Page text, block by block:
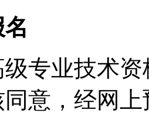
专业技术
意，经网